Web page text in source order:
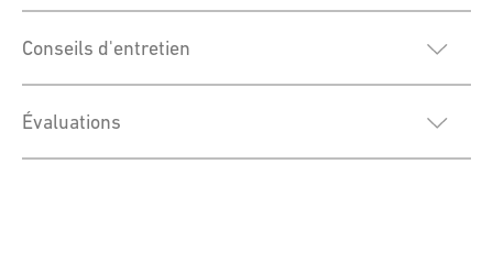
Conseils d'entretien
Évaluations